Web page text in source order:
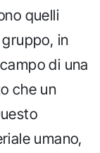
quelli
in
di una
che un
umano,